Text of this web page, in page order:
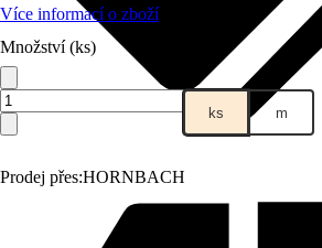
Prodej přes:HORNBACH
Více informací o zboží
Množství (ks)
ks m